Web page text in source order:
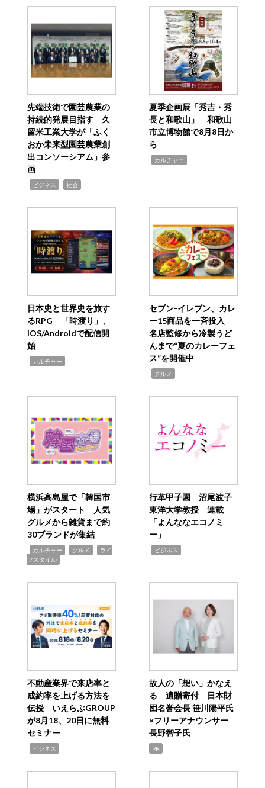
先端技術で園芸農業の
持続的発展目指す 久
留米工業大学が「ふく
おか未来型園芸農業創
出コンソーシアム」参
画
ビジネス 社会
夏季企画展「秀吉・秀
長と和歌山」 和歌山
市立博物館で8月8日か
ら
カルチャー
日本史と世界史を旅す
るRPG 「時渡り」、
iOS/Androidで配信開
始
カルチャー
セブン‐イレブン、カレ
ー15商品を一斉投入
名店監修から冷製うど
んまで“夏のカレーフェ
ス”を開催中
グルメ
横浜高島屋で「韓国市
場」がスタート 人気
グルメから雑貨まで約
30ブランドが集結
カルチャー グルメ
ライ
フスタイル
行革甲子園 沼尾波子
東洋大学教授 連載
「よんななエコノミ
ー」
ビジネス
不動産業界で来店率と
成約率を上げる方法を
伝授 いえらぶGROUP
が8月18、20日に無料
セミナー
ビジネス
故人の「想い」かなえ
る 遺贈寄付 日本財
団名誉会長 笹川陽平氏
×フリーアナウンサー
長野智子氏
PR